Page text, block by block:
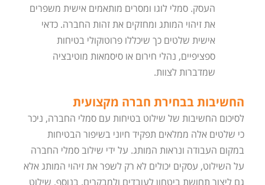
העסק. סמלי לוגו ומסרים מותאמים אישית משפרים
את זיהוי המותג ומחזקים את זהות החברה. כדאי
אישית שלטים כך שיכללו פרוטוקולי בטיחות
ספציפיים, נהלי חירום או סיסמאות מוטיבציה
שמדברות לצוות.
החשיבות בבחירת חברה מקצועית
לסיכום החשיבות של שילוט בטיחות עם סמלי החברה, ניכר
כי שלטים אלה ממלאים תפקיד חיוני בשיפור הבטיחות
במקום העבודה ונראות המותג. על ידי שילוב סמלי החברה
על השילוט, עסקים יכולים לא רק לשפר את זיהוי המותג אלא
גם ליצור תחושת ביטחון לעובדים ולמבקרים. בנוסף, שילוט